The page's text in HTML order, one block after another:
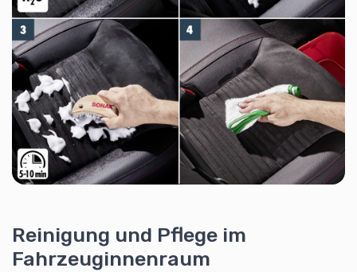
Reinigung und Pflege im
Fahrzeuginnenraum